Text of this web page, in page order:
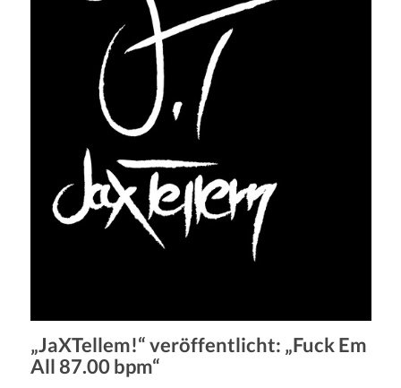
„JaXTellem!“ veröffentlicht: „Fuck Em
All 87.00 bpm“